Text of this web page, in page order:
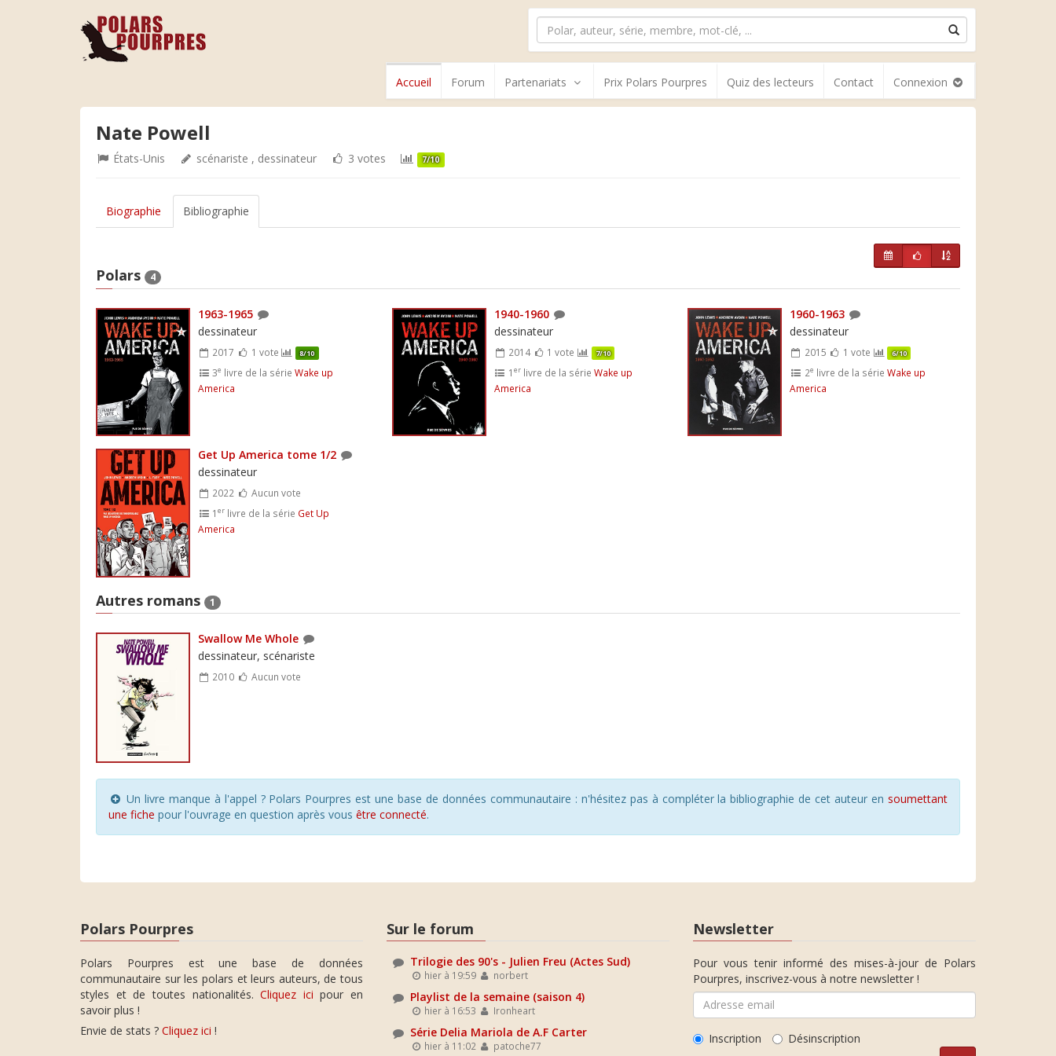
Accueil Forum Partenariats Prix Polars Pourpres Quiz des lecteurs Contact Connexion
Nate Powell
États-Unis scénariste , dessinateur 3 votes 7/10
Biographie Bibliographie
Polars 4
1963-1965
dessinateur
2017 1 vote 8/10
3e livre de la sérieWake up
America
1940-1960
dessinateur
2014 1 vote 7/10
1 erlivre de la série Wake up
America
1960-1963
dessinateur
2015 1 vote 6/10
2e livre de la série Wake up
America
Get Up America tome 1/2
dessinateur
2022
Aucun vote
1er livre de la série Get Up
America
Autres romans 1
Swallow Me Whole
dessinateur, scénariste
2010 Aucun vote
Un livre manque à l'appel ? Polars Pourpres est une base de données communautaire : n'hésitez pas à compléter la bibliographie de cet auteur en soumettant
une fiche pour l'ouvrage en question après vous être connecté.
Polars Pourpres
Polars Pourpres est une base de données
communautaire sur les polars et leurs auteurs, de tous
styles et de toutes nationalités.Cliquez ici pour en
savoir plus !
Envie de stats ? Cliquez ici !
Sur le forum
Trilogie des 90's - Julien Freu (Actes Sud)
hier à 19:59 norbert
Playlist de la semaine (saison 4)
hier à 16:53 Ironheart
Série Delia Mariola de A.F Carter
hier à 11:02 patoche77
Newsletter
Pour vous tenir informé des mises-à-jour de Polars
Pourpres, inscrivez-vous à notre newsletter !
Inscription Désinscription